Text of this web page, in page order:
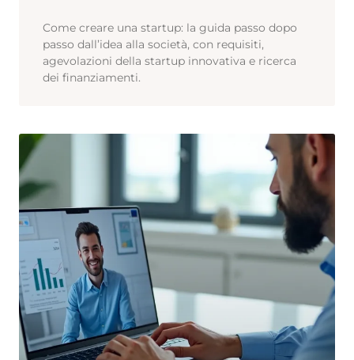
Come creare una startup: la guida passo dopo
passo dall’idea alla società, con requisiti,
agevolazioni della startup innovativa e ricerca
dei finanziamenti.